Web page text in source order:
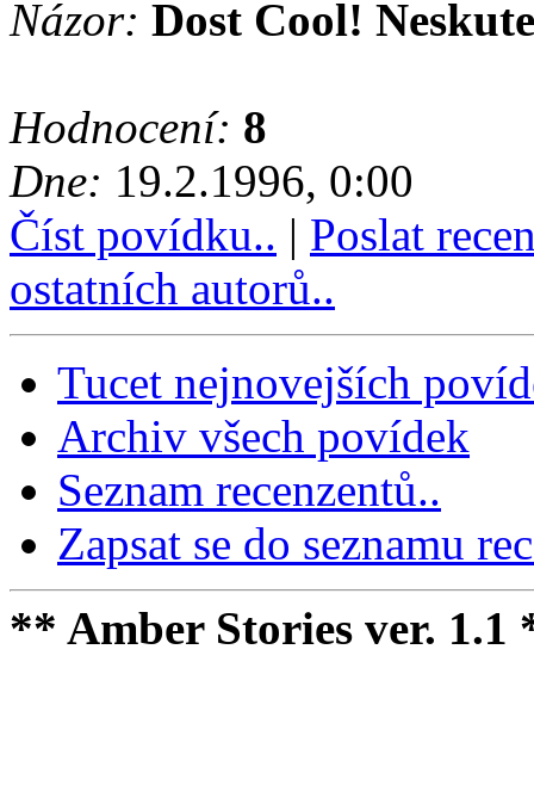
Názor: Dost Cool!
Hodnocení: 8
Dne: 19.2.1996, 0:00
Číst povídku.. | Poslat
ostatních autorů..
Tucet nejnovejších
Archiv všech povídek
Seznam recenzentů..
Zapsat se do seznamu
** Amber Stories ver. 1.1